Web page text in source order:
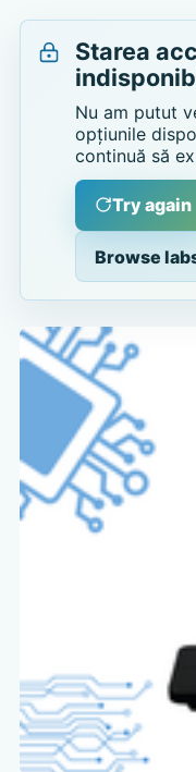
Starea
Nu am putut
opțiunile
continuă să
Try again
Browse